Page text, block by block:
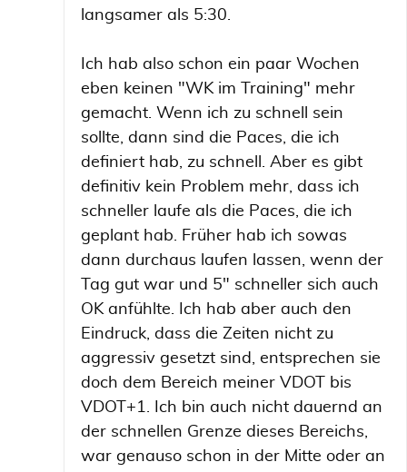
langsamer als 5:30.
Ich hab also schon ein paar Wochen
eben keinen "WK im Training" mehr
gemacht. Wenn ich zu schnell sein
sollte, dann sind die Paces, die ich
definiert hab, zu schnell. Aber es gibt
definitiv kein Problem mehr, dass ich
schneller laufe als die Paces, die ich
geplant hab. Früher hab ich sowas
dann durchaus laufen lassen, wenn der
Tag gut war und 5" schneller sich auch
OK anfühlte. Ich hab aber auch den
Eindruck, dass die Zeiten nicht zu
aggressiv gesetzt sind, entsprechen sie
doch dem Bereich meiner VDOT bis
VDOT+1. Ich bin auch nicht dauernd an
der schnellen Grenze dieses Bereichs,
war genauso schon in der Mitte oder an